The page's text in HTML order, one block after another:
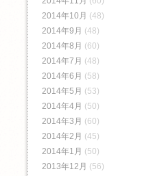
2014年10月 (48)
2014年9月 (48)
2014年8月 (60)
2014年7月 (48)
2014年6月 (58)
2014年5月 (53)
2014年4月 (50)
2014年3月 (60)
2014年2月 (45)
2014年1月 (50)
2013年12月 (56)